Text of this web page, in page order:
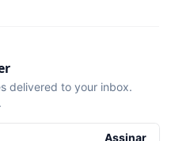
delivered to your inbox.
Assinar